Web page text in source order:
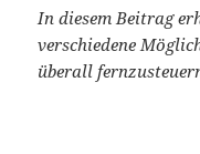
In diesem Beitrag
verschiedene
überall